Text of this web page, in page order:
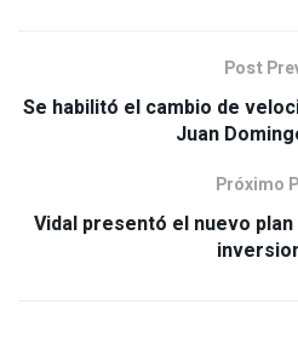
Post
Se habilitó el cambio de
Juan
Próximo
Vidal presentó el nuevo